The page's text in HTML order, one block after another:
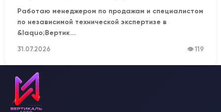
Работаю менеджером по продажам и специалистом
по независимой технической экспертизе в
&laquo;Вертик...
31.07.2026 👁 119